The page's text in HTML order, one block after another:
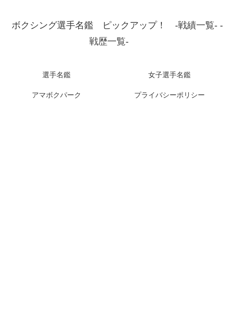
ボクシング選手名鑑 ピックアップ！ -戦績一覧- -
戦歴一覧-
選手名鑑 女子選手名鑑
アマボクパーク プライバシーポリシー